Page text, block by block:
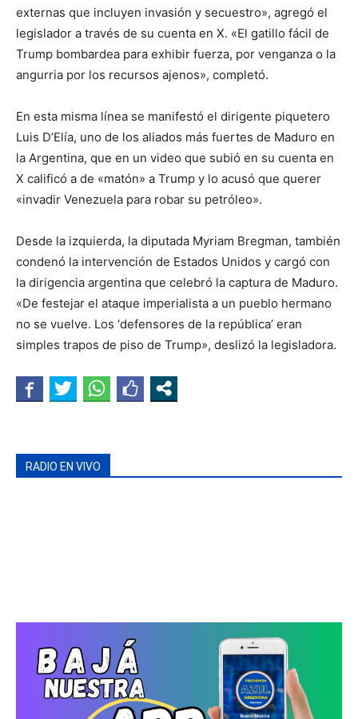
externas que incluyen invasión y secuestro», agregó el
legislador a través de su cuenta en X. «El gatillo fácil de
Trump bombardea para exhibir fuerza, por venganza o la
angurria por los recursos ajenos», completó.
En esta misma línea se manifestó el dirigente piquetero
Luis D’Elía, uno de los aliados más fuertes de Maduro en
la Argentina, que en un video que subió en su cuenta en
X calificó a de «matón» a Trump y lo acusó que querer
«invadir Venezuela para robar su petróleo».
Desde la izquierda, la diputada Myriam Bregman, también
condenó la intervención de Estados Unidos y cargó con
la dirigencia argentina que celebró la captura de Maduro.
«De festejar el ataque imperialista a un pueblo hermano
no se vuelve. Los ‘defensores de la república’ eran
simples trapos de piso de Trump», deslizó la legisladora.
RADIO EN VIVO